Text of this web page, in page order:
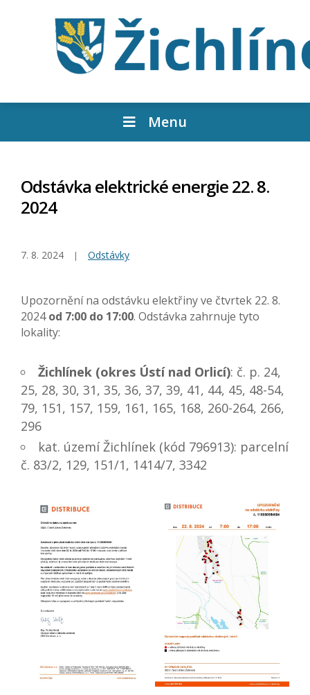
Menu
Odstávka elektrické energie 22. 8.
2024
7. 8. 2024 Odstávky
Upozornění na odstávku elektřiny ve čtvrtek 22. 8.
2024od 7:00 do 17:00. Odstávka zahrnuje tyto
lokality:
Žichlínek (okres Ústí nad Orlicí): č. p. 24,
25, 28, 30, 31, 35, 36, 37, 39, 41, 44, 45, 48-54,
79, 151, 157, 159, 161, 165, 168, 260-264, 266,
296
kat. území Žichlínek (kód 796913): parcelní
č. 83/2, 129, 151/1, 1414/7, 3342